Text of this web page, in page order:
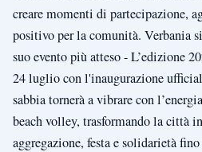
creare momenti di partecipazione,
positivo per la comunità. Verbania
suo evento più atteso - L’edizione
24 luglio con l'inaugurazione
sabbia tornerà a vibrare con
beach volley, trasformando la città
aggregazione, festa e solidarietà